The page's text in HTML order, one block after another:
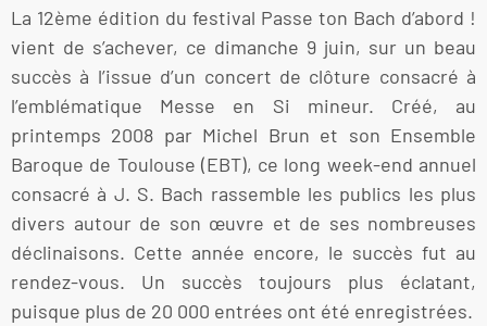
La 12ème édition du festival Passe ton Bach d’abord !
vient de s’achever, ce dimanche 9 juin, sur un beau
succès à l’issue d’un concert de clôture consacré à
l’emblématique Messe en Si mineur. Créé, au
printemps 2008 par Michel Brun et son Ensemble
Baroque de Toulouse (EBT), ce long week-end annuel
consacré à J. S. Bach rassemble les publics les plus
divers autour de son œuvre et de ses nombreuses
déclinaisons. Cette année encore, le succès fut au
rendez-vous. Un succès toujours plus éclatant,
puisque plus de 20 000 entrées ont été enregistrées.